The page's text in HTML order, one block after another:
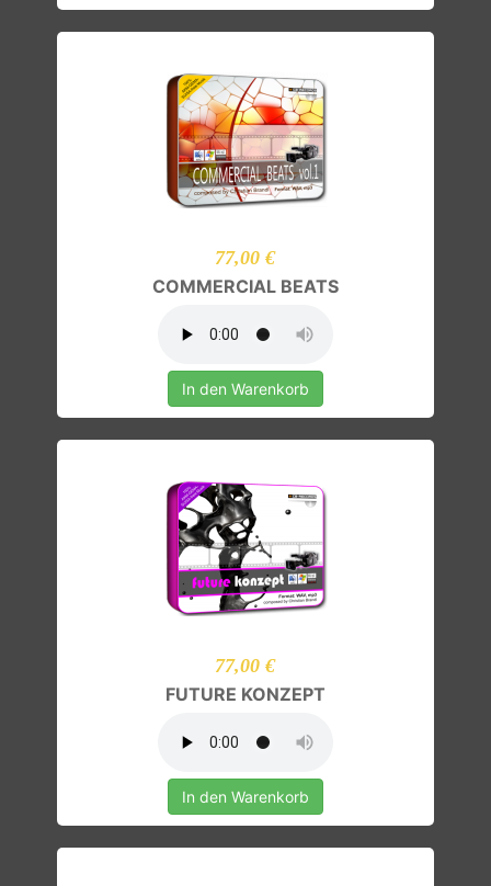
77,00 €
COMMERCIAL BEATS
In den Warenkorb
77,00 €
FUTURE KONZEPT
In den Warenkorb